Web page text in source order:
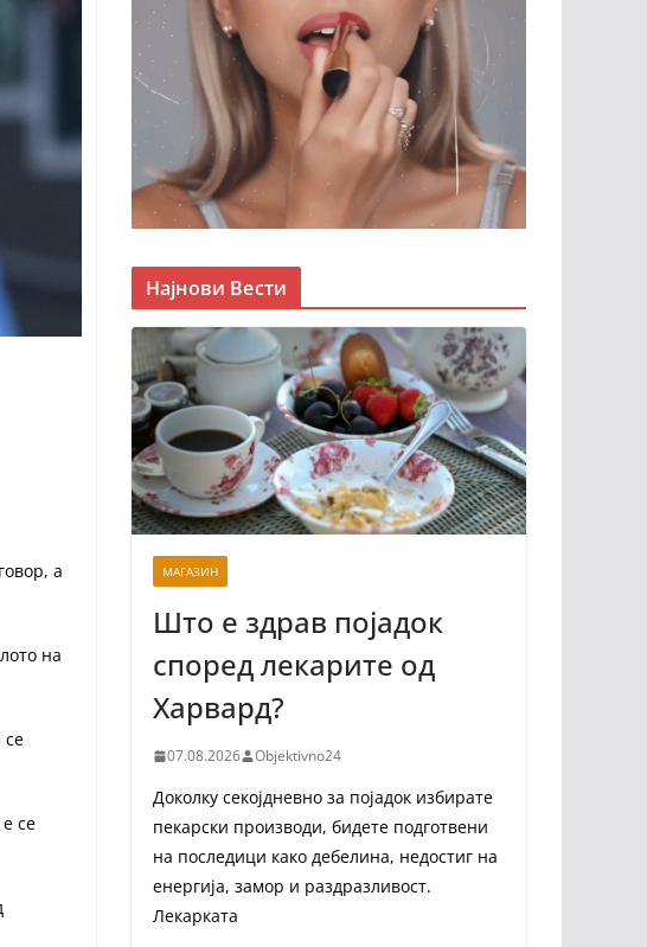
а
на
се
се
Најнови Вести
МАГАЗИН
Што е здрав појадок
според лекарите од
Харвард?
07.08.2026 Objektivno24
Доколку секојдневно за појадок избирате
пекарски производи, бидете подготвени
на последици како дебелина, недостиг на
енергија, замор и раздразливост.
Лекарката